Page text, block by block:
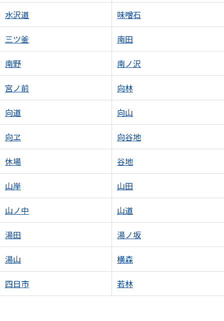
水沢道 味噌石
三ツ釜 南田
南野 南ノ沢
宮ノ前 向林
向道 向山
向ヱ 向谷地
休場 谷地
山岸 山田
山ノ中 山道
湯田 湯ノ坂
湯山 横森
四日市 若林